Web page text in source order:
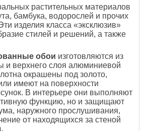
растительных материалов
бамбука, водорослей и прочих
изделия класса «эксклюзив»
стилей и решений, а также
обои изготовляются из
и верхнего слоя алюминиевой
окрашены под золото,
имеют на поверхности
В интерьере они выполняют
функцию, но и защищают
наружного прослушивания,
от находящихся за стеной